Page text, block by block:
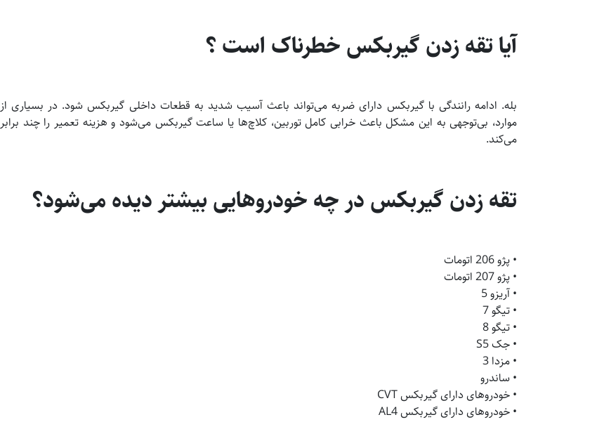
آیا تقه زدن گیربکس خطرناک است ؟
بله. ادامه رانندگی با گیربکس دارای ضربه می‌تواند باعث آسیب شدید به قطعات داخلی گیربکس شود. در بسیاری از
موارد، بی‌توجهی به این مشکل باعث خرابی کامل توربین، کلاچ‌ها یا ساعت گیربکس می‌شود و هزینه تعمیر را چند برابر
می‌کند.
تقه زدن گیربکس در چه خودروهایی بیشتر دیده می‌شود؟
• پژو 206 اتومات
• پژو 207 اتومات
• آریزو 5
• تیگو 7
• تیگو 8
• جک S5
• مزدا 3
• ساندرو
• خودروهای دارای گیربکس CVT
• خودروهای دارای گیربکس AL4